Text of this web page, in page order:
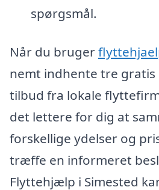
spørgsmål.
Når du bruger
nemt indhente tre
tilbud fra lokale
det lettere for dig at
forskellige ydelser og
træffe en informeret
Flyttehjælp i Simested